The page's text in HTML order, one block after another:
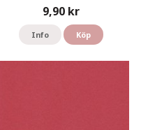
9,90 kr
Info Köp